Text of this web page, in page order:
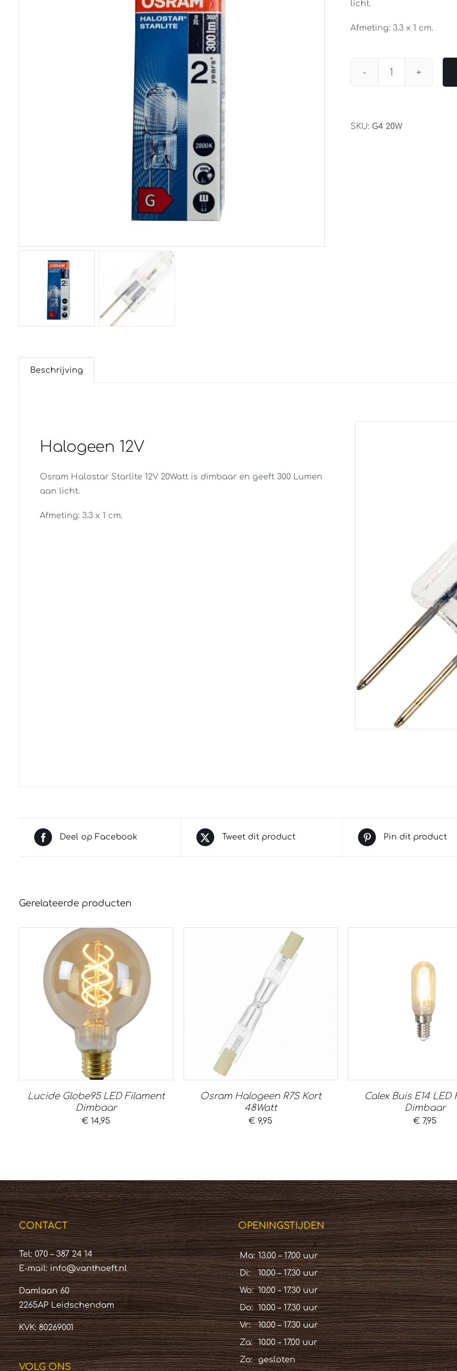
licht.
Afmeting: 3.3 x 1 cm.
Osram
12V
SKU: G4 20W
Beschrijving
Halogeen 12V
Osram Halostar Starlite 12V 20Watt is dimbaar en geeft 300 Lumen
aan licht.
Afmeting: 3.3 x 1 cm.
Deel op Facebook Tweet dit product Pin dit product
Gerelateerde producten
Lucide Globe95 LED Filament
Dimbaar
€ 14,95
Osram Halogeen R7S Kort
48Watt
€ 9,95
Calex Buis E14 LED
Dimbaar
€ 7,95
CONTACT
Tel: 070 – 387 24 14
E-mail:info@vanthoeft.nl
Damlaan 60
2265AP Leidschendam
KVK: 80269001
VOLG ONS
OPENINGSTIJDEN
Ma: 13.00 – 17.00 uur
Di:
10.00 – 17.30 uur
Wo: 10.00 – 17.30 uur
Do: 10.00 – 17.30 uur
Vr:
10.00 – 17.30 uur
Za:
10.00 – 17.00 uur
Zo:
gesloten